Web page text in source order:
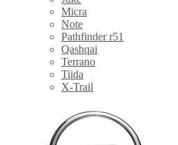
Micra
Note
Pathfinder r51
Qashqai
Terrano
Tiida
X-Trail